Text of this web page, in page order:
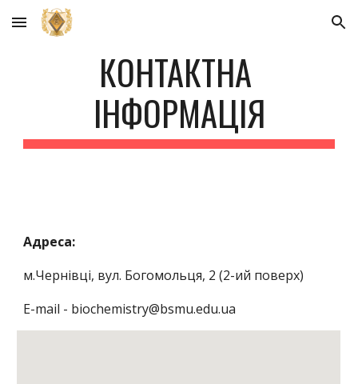
Skip to main content Skip to navigation
КОНТАКТНА
ІНФОРМАЦІЯ
Адреса:
м.Чернівці, вул. Богомольця, 2 (2-ий поверх)
E-mail - biochemistry@bsmu.edu.ua